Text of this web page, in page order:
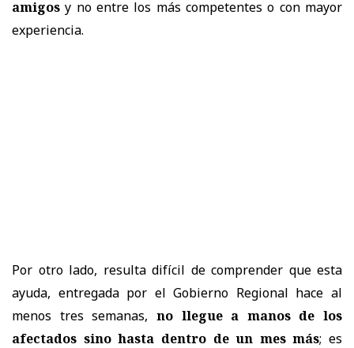
amigos y no entre los más competentes o con mayor
experiencia.
Por otro lado, resulta difícil de comprender que esta
ayuda, entregada por el Gobierno Regional hace al
menos tres semanas, no llegue a manos de los
afectados sino hasta dentro de un mes más; es